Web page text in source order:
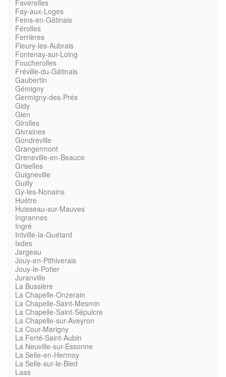
Faverelles
Fay-aux-Loges
Feins-en-Gâtinais
Férolles
Ferrières
Fleury-les-Aubrais
Fontenay-sur-Loing
Foucherolles
Fréville-du-Gâtinais
Gaubertin
Gémigny
Germigny-des-Prés
Gidy
Gien
Girolles
Givraines
Gondreville
Grangermont
Greneville-en-Beauce
Griselles
Guigneville
Guilly
Gy-les-Nonains
Huêtre
Huisseau-sur-Mauves
Ingrannes
Ingré
Intville-la-Guétard
Isdes
Jargeau
Jouy-en-Pithiverais
Jouy-le-Potier
Juranville
La Bussière
La Chapelle-Onzerain
La Chapelle-Saint-Mesmin
La Chapelle-Saint-Sépulcre
La Chapelle-sur-Aveyron
La Cour-Marigny
La Ferté-Saint-Aubin
La Neuville-sur-Essonne
La Selle-en-Hermoy
La Selle-sur-le-Bied
Laas